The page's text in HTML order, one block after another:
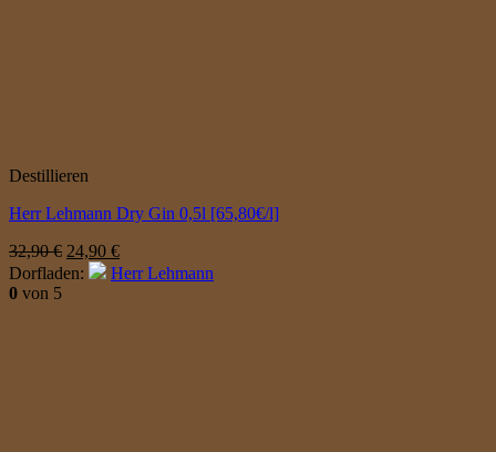
Destillieren
Herr Lehmann Dry Gin 0,5l [65,80€/l]
32,90€ Ursprünglicher
Preis
24,90 €Aktueller
Preis
Dorfladen:
Herr Lehmann
0 von 5